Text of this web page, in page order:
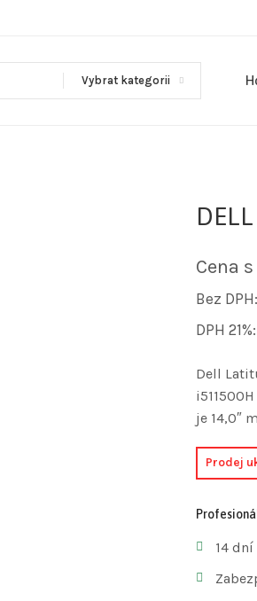
Vybrat kategorii
Cena s
Bez DPH:
DPH 21%:
Dell
je 14,0″
Prodej
14